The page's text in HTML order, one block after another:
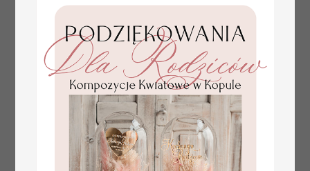
tłoczone winietki ślubne,
ślubne wizytówki winietki
na stół weselny, złote
lub srebrne napisy
tłoczone kwiaty na
winietkach ślubnych
Promocja:
2.4 PLN/ 3.00 PLN